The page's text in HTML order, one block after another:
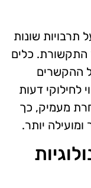
תרבויות שונות
התקשורת. כלים
ההקשרים
לחילוקי דעות
מעמיק, כך
יותר.